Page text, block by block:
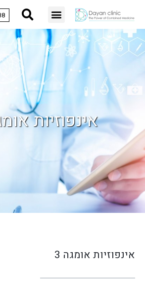
אינפוזיות
אינפוזיות אומגה 3